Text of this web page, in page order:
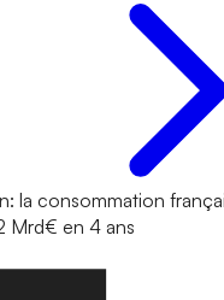
la consommation
Mrd€ en 4 ans